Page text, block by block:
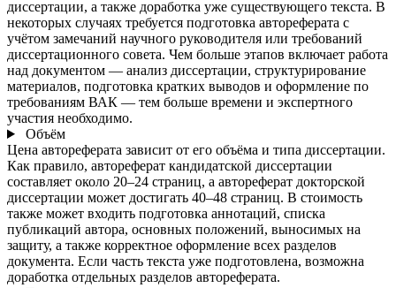
диссертации, а также доработка уже существующего текста. В
некоторых случаях требуется подготовка автореферата с
учётом замечаний научного руководителя или требований
диссертационного совета. Чем больше этапов включает работа
над документом — анализ диссертации, структурирование
материалов, подготовка кратких выводов и оформление по
требованиям ВАК — тем больше времени и экспертного
участия необходимо.
Объём
Цена автореферата зависит от его объёма и типа диссертации.
Как правило, автореферат кандидатской диссертации
составляет около 20–24 страниц, а автореферат докторской
диссертации может достигать 40–48 страниц. В стоимость
также может входить подготовка аннотаций, списка
публикаций автора, основных положений, выносимых на
защиту, а также корректное оформление всех разделов
документа. Если часть текста уже подготовлена, возможна
доработка отдельных разделов автореферата.